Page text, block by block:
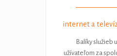
internet a
Balíky služieb
užívateľom za